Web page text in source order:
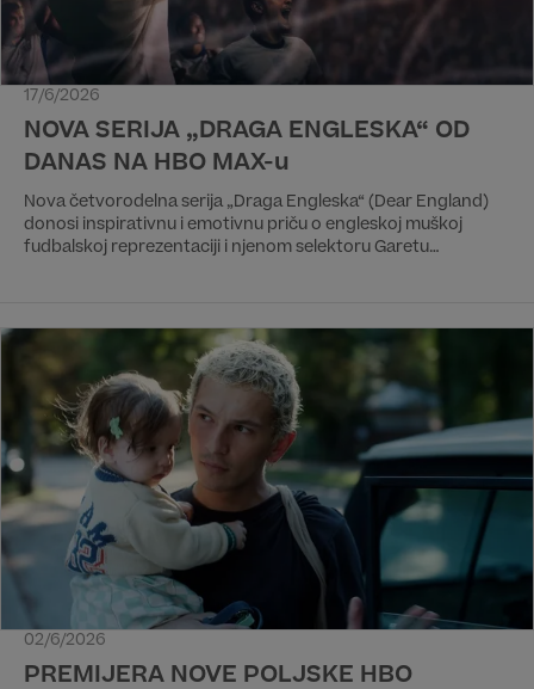
17/6/2026
NOVA SERIJA „DRAGA ENGLESKA“ OD
DANAS NA HBO MAX-u
Nova četvorodelna serija „Draga Engleska“ (Dear England)
donosi inspirativnu i emotivnu priču o engleskoj muškoj
fudbalskoj reprezentaciji i njenom selektoru Garetu
02/6/2026
PREMIJERA NOVE POLJSKE HBO